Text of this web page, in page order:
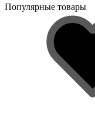
Популярные товары